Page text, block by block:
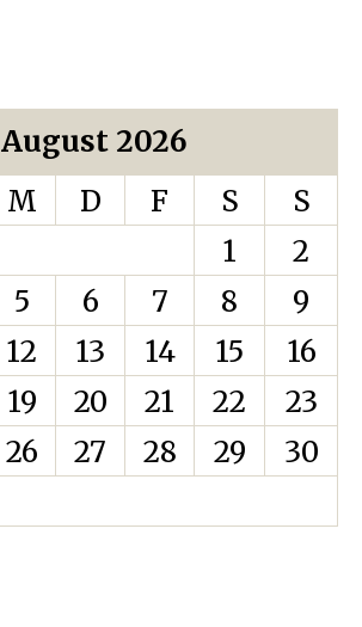
August 2026
M D F S
S
1
2
5 6 7 8
9
12 13 14 15
16
19 20 21 22
23
26 27 28 29
30